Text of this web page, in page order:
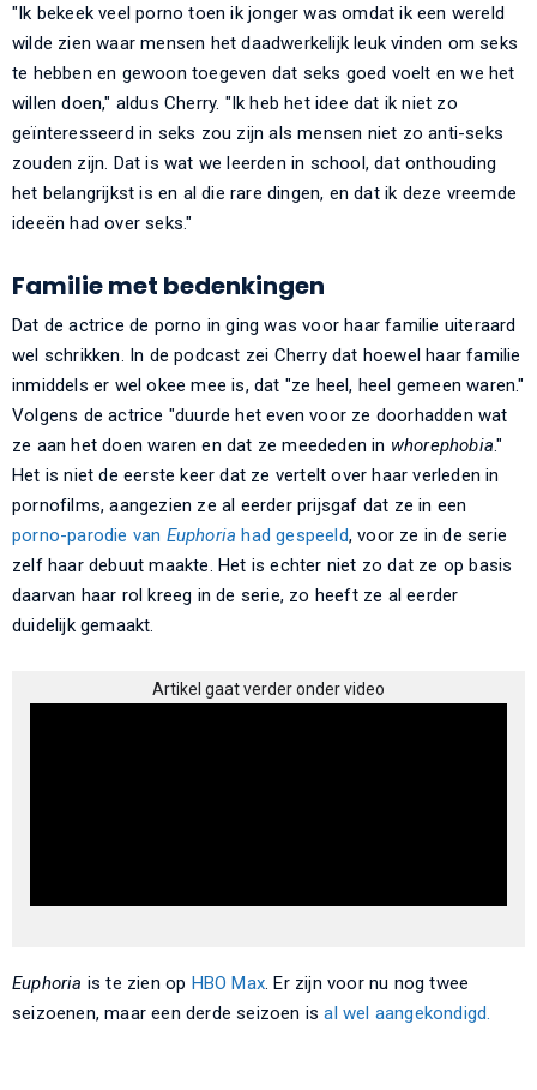
"Ik bekeek veel porno toen ik jonger was omdat ik een wereld
wilde zien waar mensen het daadwerkelijk leuk vinden om seks
te hebben en gewoon toegeven dat seks goed voelt en we het
willen doen," aldus Cherry. "Ik heb het idee dat ik niet zo
geïnteresseerd in seks zou zijn als mensen niet zo anti-seks
zouden zijn. Dat is wat we leerden in school, dat onthouding
het belangrijkst is en al die rare dingen, en dat ik deze vreemde
ideeën had over seks."
Familie met bedenkingen
Dat de actrice de porno in ging was voor haar familie uiteraard
wel schrikken. In de podcast zei Cherry dat hoewel haar familie
inmiddels er wel okee mee is, dat "ze heel, heel gemeen waren."
Volgens de actrice "duurde het even voor ze doorhadden wat
ze aan het doen waren en dat ze meededen in whorephobia."
Het is niet de eerste keer dat ze vertelt over haar verleden in
pornofilms, aangezien ze al eerder prijsgaf dat ze in een
porno-parodie van Euphoria had gespeeld, voor ze in de serie
zelf haar debuut maakte. Het is echter niet zo dat ze op basis
daarvan haar rol kreeg in de serie, zo heeft ze al eerder
duidelijk gemaakt.
Artikel gaat verder onder video
Euphoria is te zien op HBO Max. Er zijn voor nu nog twee
seizoenen, maar een derde seizoen isal wel aangekondigd.